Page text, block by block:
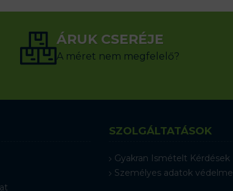
ÁRUK CSERÉJE
A méret nem megfelelő?
SZOLGÁLTATÁSOK
Gyakran Ismételt Kérdések
Személyes adatok védelme